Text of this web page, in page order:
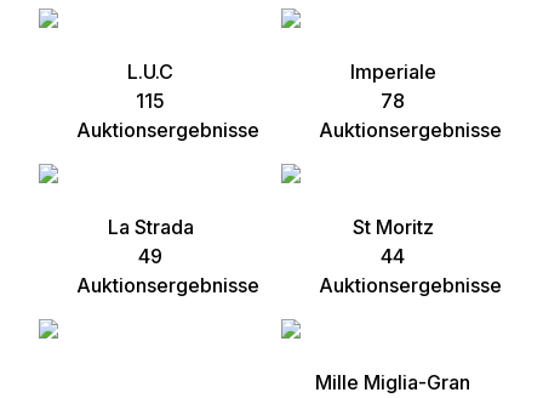
L.U.C
115
Auktionsergebnisse
Imperiale
78
Auktionsergebnisse
La Strada
49
Auktionsergebnisse
St Moritz
44
Auktionsergebnisse
Mille Miglia-Gran